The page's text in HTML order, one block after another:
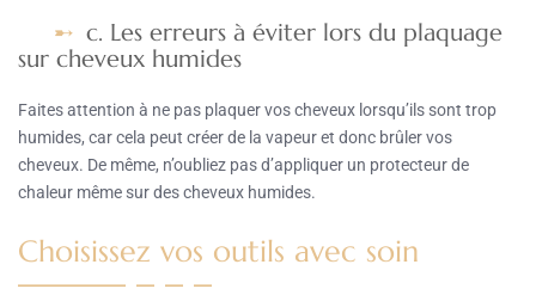
c. Les erreurs à éviter lors du plaquage
sur cheveux humides
Faites attention à ne pas plaquer vos cheveux lorsqu’ils sont trop
humides, car cela peut créer de la vapeur et donc brûler vos
cheveux. De même, n’oubliez pas d’appliquer un protecteur de
chaleur même sur des cheveux humides.
Choisissez vos outils avec soin